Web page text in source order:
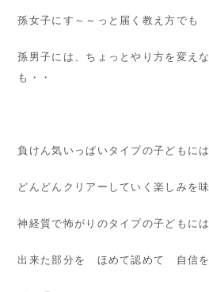
孫女子にす～～っと届く教え方でも
孫男子には、ちょっとやり方を変え
も・・
負けん気いっぱいタイプの子どもには
どんどんクリアーしていく楽しみを
神経質で怖がりのタイプの子どもには
出来た部分を ほめて認めて 自信を